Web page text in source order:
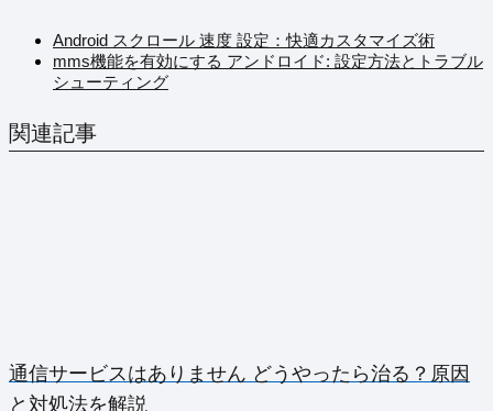
Android スクロール 速度 設定：快適カスタマイズ術
mms機能を有効にする アンドロイド: 設定方法とトラブル
シューティング
関連記事
通信サービスはありません どうやったら治る？原因
と対処法を解説